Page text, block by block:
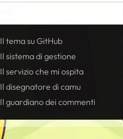
Il tema su GitHub
Il sistema di gestione
Il servizio che mi ospita
Il disegnatore di camu
Il guardiano dei commenti